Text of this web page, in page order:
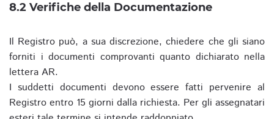
8.2 Verifiche della Documentazione
Il Registro può, a sua discrezione, chiedere che gli siano
forniti i documenti comprovanti quanto dichiarato nella
lettera AR.
I suddetti documenti devono essere fatti pervenire al
Registro entro 15 giorni dalla richiesta. Per gli assegnatari